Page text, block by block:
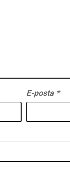
E-posta *